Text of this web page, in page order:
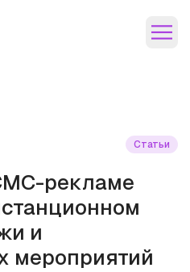
Статьи
рекламе
и
мероприятий